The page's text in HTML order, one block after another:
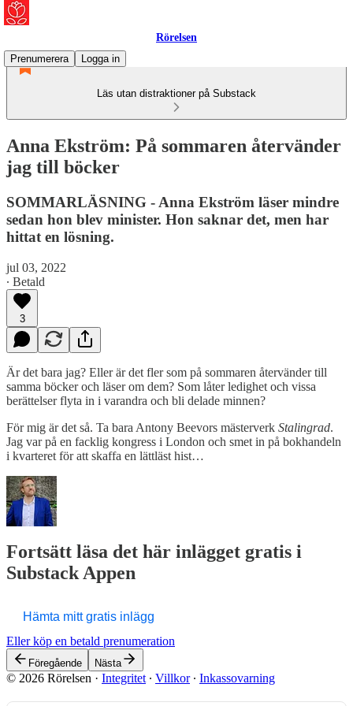
Rörelsen
Prenumerera
Logga in
Läs utan distraktioner på Substack
Anna Ekström: På sommaren återvänder
jag till böcker
SOMMARLÄSNING - Anna Ekström läser mindre
sedan hon blev minister. Hon saknar det, men har
hittat en lösning.
jul 03, 2022
∙ Betald
3
Är det bara jag? Eller är det fler som på sommaren återvänder till
samma böcker och läser om dem? Som låter ledighet och vissa
berättelser flyta in i varandra och bli delade minnen?
För mig är det så. Ta bara Antony Beevors mästerverk Stalingrad.
Jag var på en facklig kongress i London och smet in på bokhandeln
i kvarteret för att skaffa en lättläst hist…
Fortsätt läsa det här inlägget gratis i
Substack Appen
Hämta mitt gratis inlägg
Eller köp en betald prenumeration
Föregående Nästa
© 2026 Rörelsen · Integritet ∙ Villkor∙ Inkassovarning